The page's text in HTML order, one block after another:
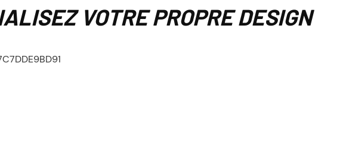
VOTRE PROPRE DESIGN